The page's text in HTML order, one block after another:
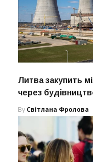
Литва закупить
через
By Світлана Фролова